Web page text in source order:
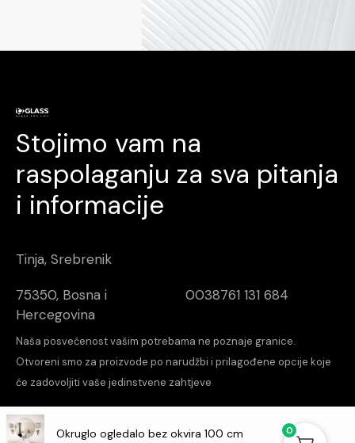
Stojimo vam na
raspolaganju za sva pitanja
i informacije
Tinja, Srebrenik
75350, Bosna i
Hercegovina
0038761 131 684
Naša posvećenost vašim potrebama ne poznaje granice.
Otvoreni smo za proizvode po narudžbi i prilagođene opcije koje
će zadovoljiti vaše jedinstvene zahtjeve
increalabs
Okruglo ogledalo bez okvira 100 cm 0